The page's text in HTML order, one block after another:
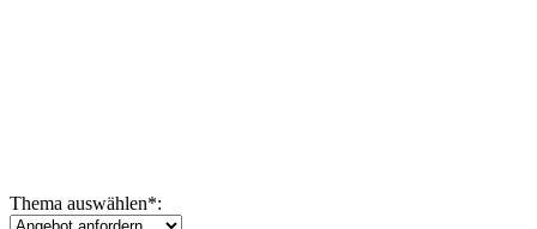
Thema auswählen*: